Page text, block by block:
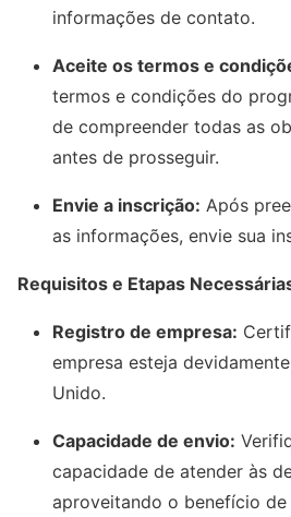
informações de contato.
Aceite os termos e
termos e condições do
de compreender todas as
antes de prosseguir.
Envie a inscrição: Após
as informações, envie sua
Requisitos e Etapas
Registro de empresa:
empresa esteja
Unido.
Capacidade de envio:
capacidade de atender às
aproveitando o benefício de